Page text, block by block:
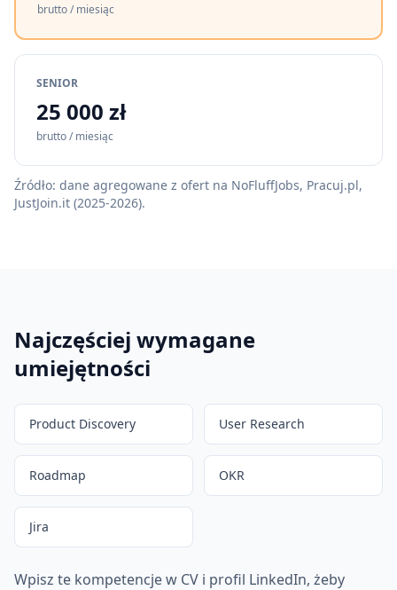
brutto / miesiąc
SENIOR
25 000 zł
brutto / miesiąc
Źródło: dane agregowane z ofert na NoFluffJobs, Pracuj.pl,
JustJoin.it (2025-2026).
Najczęściej wymagane
umiejętności
Product Discovery User Research
Roadmap OKR
Jira
Wpisz te kompetencje w CV i profil LinkedIn, żeby